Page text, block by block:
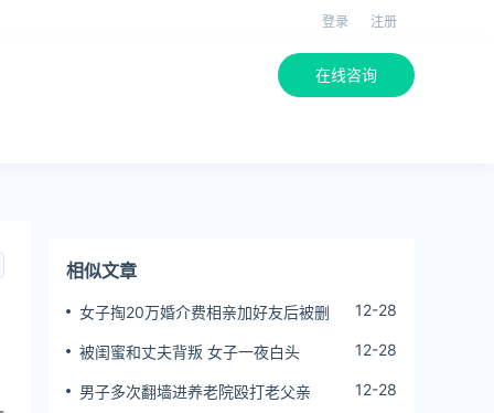
登录 注册
在线咨询
相似文章
女子掏20万婚介费相亲加好友后被删 12-28
被闺蜜和丈夫背叛 女子一夜白头 12-28
男子多次翻墙进养老院殴打老父亲 12-28